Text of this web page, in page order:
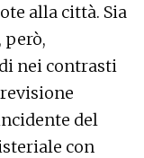
alla città. Sia
nei contrasti
del
con